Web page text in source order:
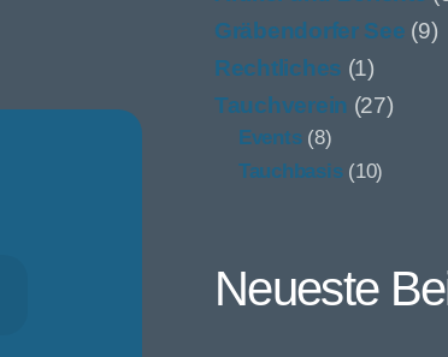
Gräbendorfer See (9)
Rechtliches (1)
Tauchverein (27)
Events(8)
Tauchbasis(10)
Neueste